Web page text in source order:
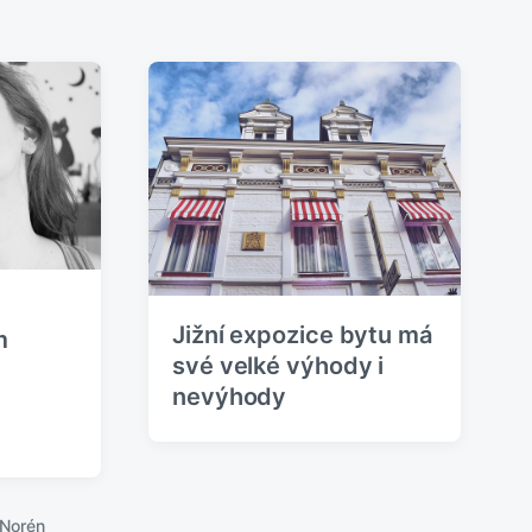
c
í
p
ř
í
s
p
ě
v
e
:
Jižní expozice bytu má
své velké výhody i
nevýhody